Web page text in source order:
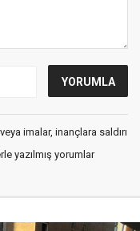
imalar, inançlara saldırı
yazılmış yorumlar